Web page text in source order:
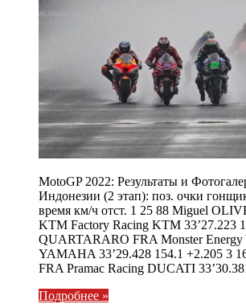
MotoGP 2022: Результаты и
Индонезии (2 этап): поз. очки
время км/ч отст. 1 25 88 Miguel
KTM Factory Racing KTM 33’27.223
QUARTARARO FRA Monster Energy
YAMAHA 33’29.428 154.1 +2.205 3
FRA Pramac Racing DUCATI
Подробнее »